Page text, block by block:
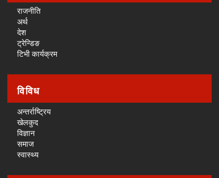
राजनीति
अर्थ
देश
ट्रेन्डिङ
टिभी कार्यक्रम
विविध
अन्तर्राष्ट्रिय
खेलकुद
विज्ञान
समाज
स्वास्थ्य